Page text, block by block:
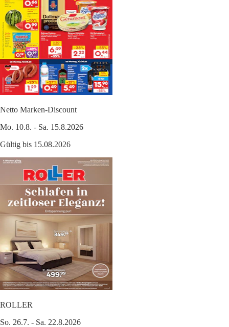
Netto Marken-Discount
Mo. 10.8. - Sa. 15.8.2026
Gültig bis 15.08.2026
ROLLER
So. 26.7. - Sa. 22.8.2026